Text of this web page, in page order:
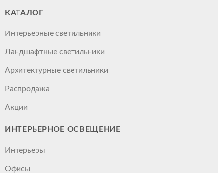
КАТАЛОГ
Интерьерные светильники
Ландшафтные светильники
Архитектурные светильники
Распродажа
Акции
ИНТЕРЬЕРНОЕ ОСВЕЩЕНИЕ
Интерьеры
Офисы